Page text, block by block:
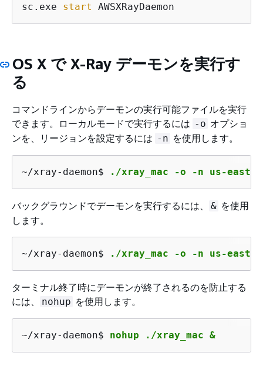
sc.exe start AWSXRayDaemon
OS X で X-Ray デーモンを実行す
る
コマンドラインからデーモンの実行可能ファイルを実行
できます。ローカルモードで実行するには -o オプショ
ンを、リージョンを設定するには -n を使用します。
~/xray-daemon$ ./xray_mac -o -n us-east-2
バックグラウンドでデーモンを実行するには、 & を使用
します。
~/xray-daemon$ ./xray_mac -o -n us-east-
ターミナル終了時にデーモンが終了されるのを防止する
には、
nohup を使用します。
~/xray-daemon$ nohup ./xray_mac &